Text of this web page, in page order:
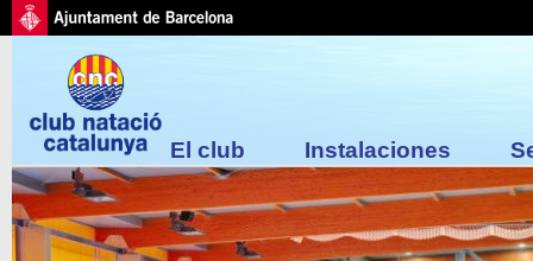
El club Instalaciones